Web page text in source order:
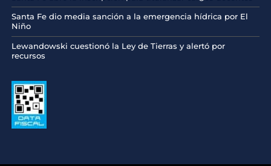
Santa Fe dio media sanción a la emergencia hídrica por El
Niño
Lewandowski cuestionó la Ley de Tierras y alertó por
recursos